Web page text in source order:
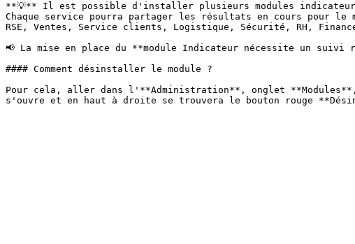
**💡** Il est possible d'installer plusieurs modules
Chaque service pourra partager les résultats en cours
RSE, Ventes, Service clients, Logistique, Sécurité, RH,
📢 La mise en place du **module Indicateur nécessite un
#### Comment désinstaller le module ?
Pour cela, aller dans l'**Administration**, onglet